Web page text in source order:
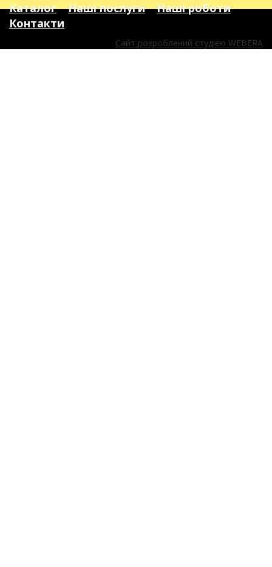
Каталог Наші послуги
Наші роботи
Контакти
Сайт розроблений студією WEBERA